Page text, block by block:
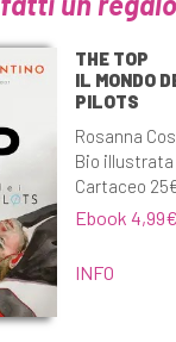
THE TOP
IL MONDO
PILOTS
Rosanna
Bio illustrata
Cartaceo
Ebook 4,99€
INFO